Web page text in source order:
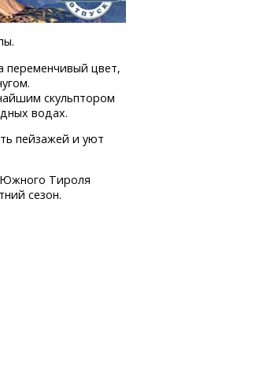
переменчивый цвет,
скульптором
водах.
пейзажей и уют
Южного Тироля
сезон.